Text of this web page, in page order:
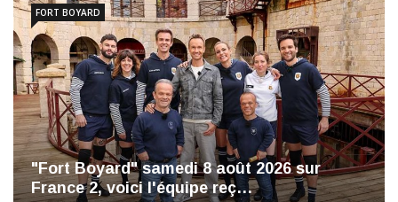
"Fort Boyard" samedi 8 août 2026 sur
France 2, voici l'équipe reç…
FORT BOYARD